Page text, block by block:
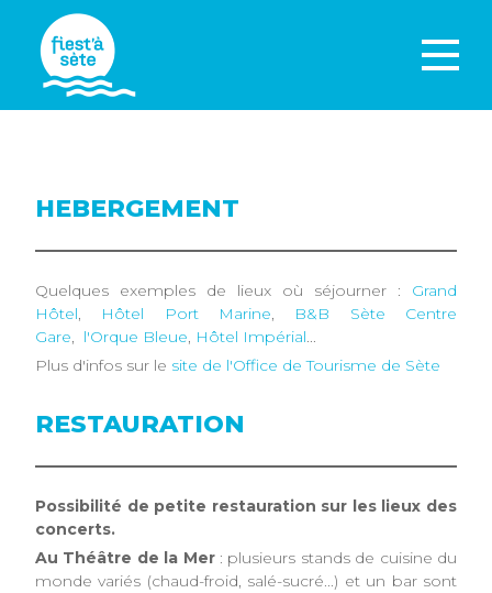
HEBERGEMENT
Quelques exemples de lieux où séjourner :
Grand
Hôtel, Hôtel Port Marine, B&B Sète Centre
Gare, l'Orque Bleue, Hôtel Impérial...
Plus d'infos sur le site de l'Office de Tourisme de Sète
RESTAURATION
Possibilité de petite restauration sur les lieux des
concerts.
Au Théâtre de la Mer : plusieurs stands de cuisine du
monde variés (chaud-froid, salé-sucré...) et un bar sont